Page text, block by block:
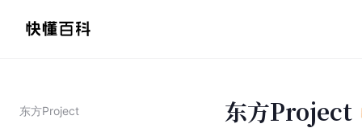
东方Project
东方Project